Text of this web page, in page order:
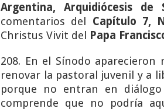
Argentina, Arquidiócesis de
comentarios del Capítulo 7,
Christus Vivit del Papa
208. En el Sínodo
renovar la pastoral juvenil y a
porque no entran en
comprende que no podría